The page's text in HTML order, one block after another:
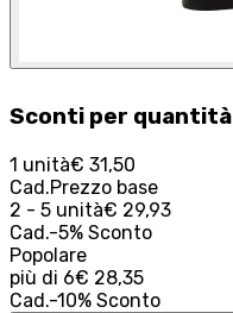
Sconti per quantità
1 unità€ 31,50
Cad.Prezzo base
2 - 5 unità€ 29,93
Cad.-5% Sconto
Popolare
più di 6€ 28,35
Cad.-10% Sconto